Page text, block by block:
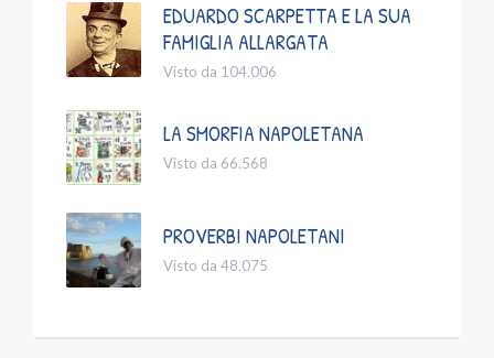
EDUARDO SCARPETTA E LA SUA
FAMIGLIA ALLARGATA
Visto da 104.006
LA SMORFIA NAPOLETANA
Visto da 66.568
PROVERBI NAPOLETANI
Visto da 48.075